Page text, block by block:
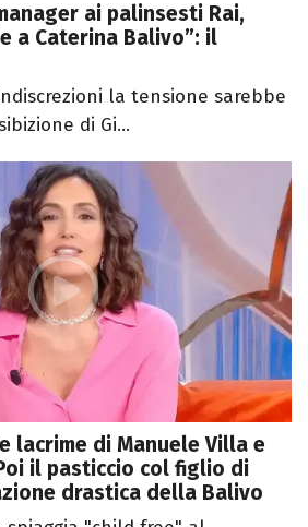
ai palinsesti Rai,
a Caterina Balivo”: il
la tensione sarebbe
di Gi...
lacrime di Manuele Villa e
il pasticcio col figlio di
drastica della Balivo